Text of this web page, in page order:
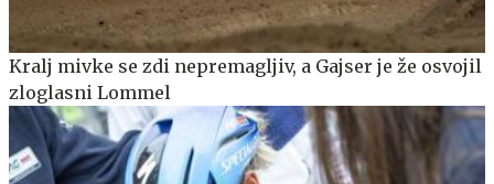
Kralj mivke se zdi nepremagljiv, a Gajser je že osvojil
zloglasni Lommel